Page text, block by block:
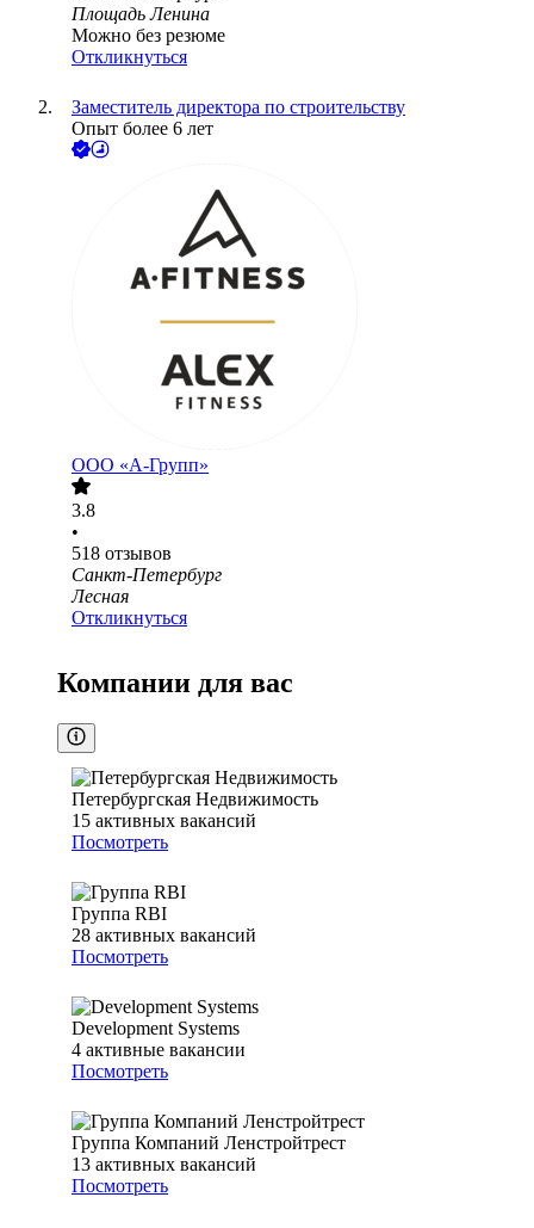
Площадь Ленина
Можно без резюме
Откликнуться
Заместитель директора по строительству
Опыт более 6 лет
ООО «А-Групп»
3.8
•
518 отзывов
Санкт-Петербург
Лесная
Откликнуться
Компании для вас
Петербургская Недвижимость
15 активных вакансий
Посмотреть
Группа RBI
28 активных вакансий
Посмотреть
Development Systems
4 активные вакансии
Посмотреть
Группа Компаний Ленстройтрест
13 активных вакансий
Посмотреть